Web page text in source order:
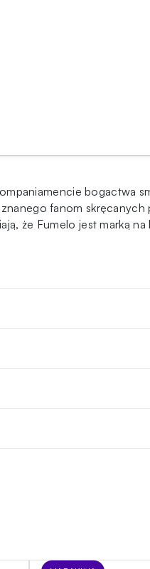
bogactwa
fanom
że Fumelo jest marką